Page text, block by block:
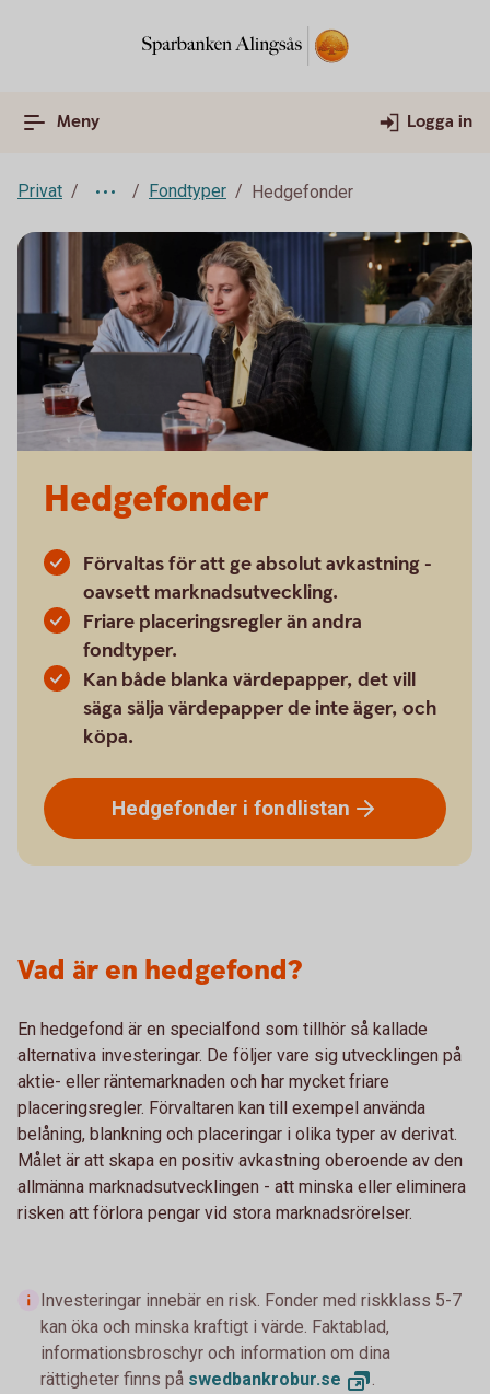
Meny Logga in
Privat Fondtyper Hedgefonder
Hedgefonder
Förvaltas för att ge absolut avkastning -
oavsett marknadsutveckling.
Friare placeringsregler än andra
fondtyper.
Kan både blanka värdepapper, det vill
säga sälja värdepapper de inte äger, och
köpa.
Hedgefonder i fondlistan
Vad är en hedgefond?
En hedgefond är en specialfond som tillhör så kallade
alternativa investeringar. De följer vare sig utvecklingen på
aktie- eller räntemarknaden och har mycket friare
placeringsregler. Förvaltaren kan till exempel använda
belåning, blankning och placeringar i olika typer av derivat.
Målet är att skapa en positiv avkastning oberoende av den
allmänna marknadsutvecklingen - att minska eller eliminera
risken att förlora pengar vid stora marknadsrörelser.
Investeringar innebär en risk. Fonder med riskklass 5-7
kan öka och minska kraftigt i värde. Faktablad,
informationsbroschyr och information om dina
rättigheter finns på swedbankrobur.se .